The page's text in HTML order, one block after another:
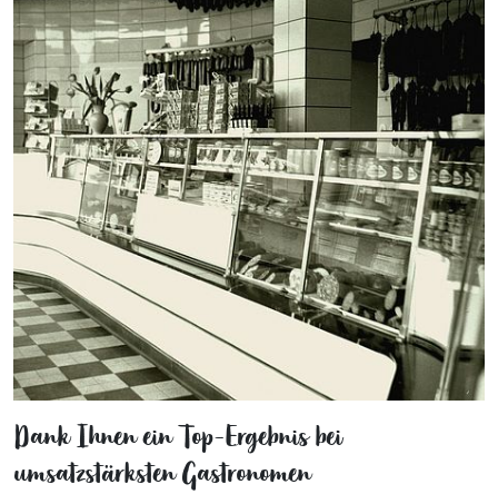
Dank Ihnen ein Top-Ergebnis bei
umsatzstärksten Gastronomen